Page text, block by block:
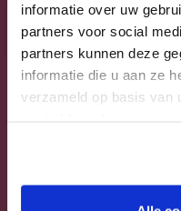
informatie over uw
partners voor social
partners kunnen deze
informatie die u aan ze
verzameld op basis van
Nieuws & blog
Over ons
ContactHavenstraat 10
u aan hen heeft
verzameld door uw
Privacybeleid
Strikt
noodzakelijk